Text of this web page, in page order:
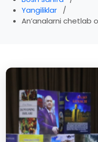
Yangiliklar
An’analarni chetlab